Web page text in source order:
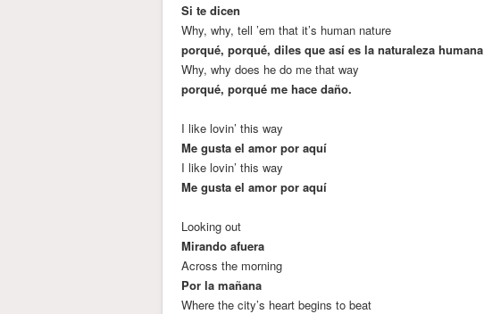
Si te dicen
Why, why, tell ’em that it’s human nature
porqué, porqué, diles que así es la naturaleza humana
Why, why does he do me that way
porqué, porqué me hace daño.
I like lovin’ this way
Me gusta el amor por aquí
I like lovin’ this way
Me gusta el amor por aquí
Looking out
Mirando afuera
Across the morning
Por la mañana
Where the city’s heart begins to beat